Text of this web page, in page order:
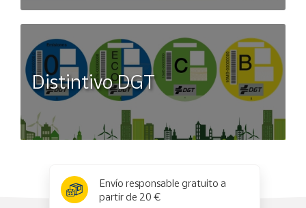
Distintivo DGT
Envío responsable gratuito a
partir de 20 €